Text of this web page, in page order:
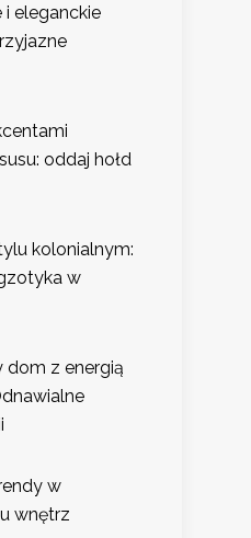
i eleganckie
oddaj hołd
kolonialnym:
w
dom z energią
w
wnętrz